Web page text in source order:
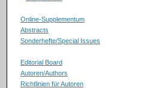
Online-Supplementum
Abstracts
Sonderhefte/Special Issues
Editorial Board
Autoren/Authors
Richtlinien für Autoren